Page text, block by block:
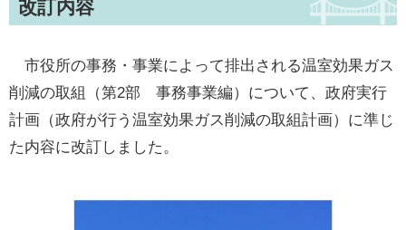
改訂内容
市役所の事務・事業によって排出される温室効果ガス
削減の取組（第2部 事務事業編）について、政府実行
計画（政府が行う温室効果ガス削減の取組計画）に準じ
た内容に改訂しました。